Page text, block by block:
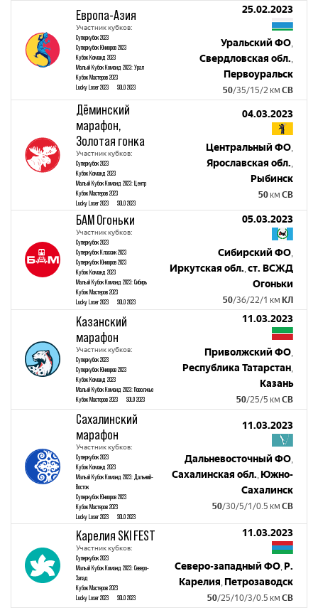
Европа-Азия
Участник кубков:
Суперкубок 2023
Суперкубок Юниоров 2023
Кубок Команд 2023
Малый Кубок Команд 2023: Урал
Кубок Мастеров 2023
Lucky Loser 2023
SOLO 2023
25.02.2023
Уральский ФО
Свердловская обл.
Первоуральск
50/35/15/2 км СВ
Дёминский
марафон,
Золотая гонка
Участник кубков:
Суперкубок 2023
Кубок Команд 2023
Малый Кубок Команд 2023: Центр
Кубок Мастеров 2023
Lucky Loser 2023
SOLO 2023
04.03.2023
Центральный ФО
Ярославская обл.
Рыбинск
50 км СВ
БАМ Огоньки
Участник кубков:
Суперкубок 2023
Суперкубок Классик 2023
Суперкубок Юниоров 2023
Кубок Команд 2023
Малый Кубок Команд 2023: Сибирь
Кубок Мастеров 2023
Lucky Loser 2023
SOLO 2023
05.03.2023
Сибирский ФО
Иркутская обл. ст. ВСЖД
Огоньки
50/36/22/1 км КЛ
Казанский
марафон
Участник кубков:
Суперкубок 2023
Суперкубок Юниоров 2023
Кубок Команд 2023
Малый Кубок Команд 2023: Поволжье
Кубок Мастеров 2023
SOLO 2023
11.03.2023
Приволжский ФО
Республика Татарстан
Казань
50/25/5 км СВ
Сахалинский
марафон
Участник кубков:
Суперкубок 2023
Кубок Команд 2023
Малый Кубок Команд 2023: Дальний-
Восток
Суперкубок Юниоров 2023
Кубок Мастеров 2023
Lucky Loser 2023
SOLO 2023
11.03.2023
Дальневосточный ФО
Сахалинская обл. Южно-
Сахалинск
50/30/5/1/0.5 км СВ
Карелия SKI FEST
Участник кубков:
Суперкубок 2023
Малый Кубок Команд 2023: Северо-
Запад
Кубок Мастеров 2023
Lucky Loser 2023
SOLO 2023
11.03.2023
Северо-западный ФО Р.
Карелия Петрозаводск
50/25/10/3/0.5 км СВ